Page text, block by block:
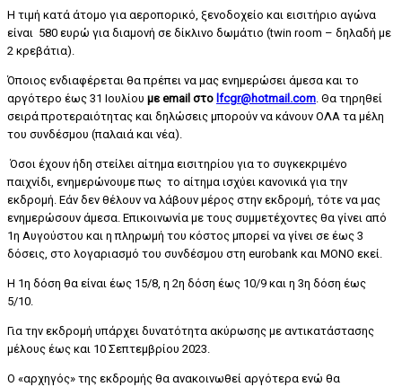
Η τιμή κατά άτομο για αεροπορικό, ξενοδοχείο και εισιτήριο αγώνα
είναι 580 ευρώ για διαμονή σε δίκλινο δωμάτιο (twin room – δηλαδή με
2 κρεβάτια).
Όποιος ενδιαφέρεται θα πρέπει να μας ενημερώσει άμεσα και το
αργότερο έως 31 Ιουλίου με email στο lfcgr@hotmail.com. Θα τηρηθεί
σειρά προτεραιότητας και δηλώσεις μπορούν να κάνουν ΟΛΑ τα μέλη
του συνδέσμου (παλαιά και νέα).
Όσοι έχουν ήδη στείλει αίτημα εισιτηρίου για το συγκεκριμένο
παιχνίδι, ενημερώνουμε πως το αίτημα ισχύει κανονικά για την
εκδρομή. Εάν δεν θέλουν να λάβουν μέρος στην εκδρομή, τότε να μας
ενημερώσουν άμεσα. Επικοινωνία με τους συμμετέχοντες θα γίνει από
1η Αυγούστου και η πληρωμή του κόστος μπορεί να γίνει σε έως 3
δόσεις, στο λογαριασμό του συνδέσμου στη eurobank και ΜΟΝΟ εκεί.
Η 1η δόση θα είναι έως 15/8, η 2η δόση έως 10/9 και η 3η δόση έως
5/10.
Για την εκδρομή υπάρχει δυνατότητα ακύρωσης με αντικατάστασης
μέλους έως και 10 Σεπτεμβρίου 2023.
Ο «αρχηγός» της εκδρομής θα ανακοινωθεί αργότερα ενώ θα